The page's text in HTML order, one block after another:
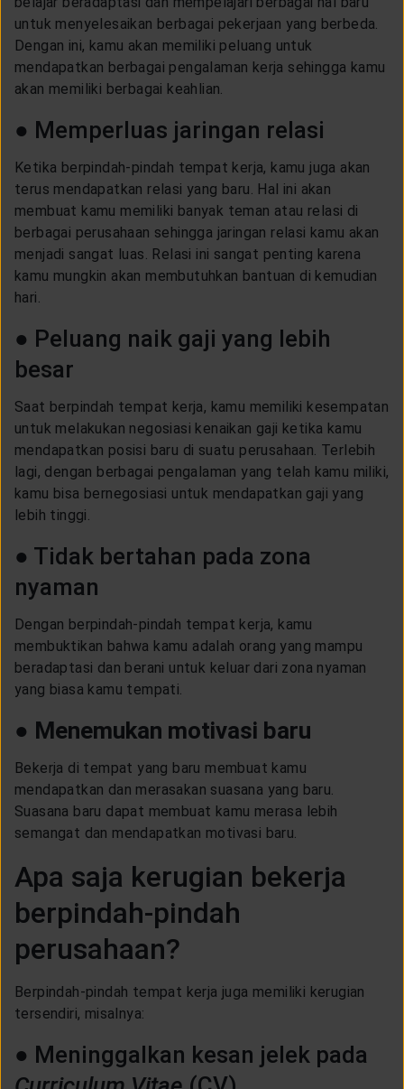
untuk menyelesaikan berbagai pekerjaan yang berbeda.
Dengan ini, kamu akan memiliki peluang untuk
mendapatkan berbagai pengalaman kerja sehingga kamu
akan memiliki berbagai keahlian.
● Memperluas jaringan relasi
Ketika berpindah-pindah tempat kerja, kamu juga akan
terus mendapatkan relasi yang baru. Hal ini akan
membuat kamu memiliki banyak teman atau relasi di
berbagai perusahaan sehingga jaringan relasi kamu akan
menjadi sangat luas. Relasi ini sangat penting karena
kamu mungkin akan membutuhkan bantuan di kemudian
hari.
● Peluang naik gaji yang lebih
besar
Saat berpindah tempat kerja, kamu memiliki kesempatan
untuk melakukan negosiasi kenaikan gaji ketika kamu
mendapatkan posisi baru di suatu perusahaan. Terlebih
lagi, dengan berbagai pengalaman yang telah kamu miliki,
kamu bisa bernegosiasi untuk mendapatkan gaji yang
lebih tinggi.
● Tidak bertahan pada zona
nyaman
Dengan berpindah-pindah tempat kerja, kamu
membuktikan bahwa kamu adalah orang yang mampu
beradaptasi dan berani untuk keluar dari zona nyaman
yang biasa kamu tempati.
● Menemukan motivasi baru
Bekerja di tempat yang baru membuat kamu
mendapatkan dan merasakan suasana yang baru.
Suasana baru dapat membuat kamu merasa lebih
semangat dan mendapatkan motivasi baru.
Apa saja kerugian bekerja
berpindah-pindah
perusahaan?
Berpindah-pindah tempat kerja juga memiliki kerugian
tersendiri, misalnya:
● Meninggalkan kesan jelek pada